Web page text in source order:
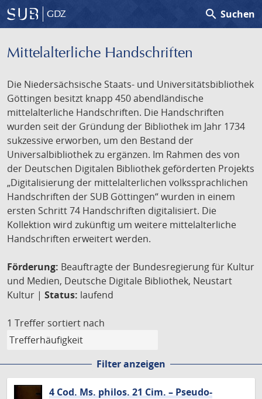
GDZ search Suchen
Mittelalterliche Handschriften
Die Niedersächsische Staats- und Universitätsbibliothek
Göttingen besitzt knapp 450 abendländische
mittelalterliche Handschriften. Die Handschriften
wurden seit der Gründung der Bibliothek im Jahr 1734
sukzessive erworben, um den Bestand der
Universalbibliothek zu ergänzen. Im Rahmen des von
der Deutschen Digitalen Bibliothek geförderten Projekts
„Digitalisierung der mittelalterlichen volkssprachlichen
Handschriften der SUB Göttingen“ wurden in einem
ersten Schritt 74 Handschriften digitalisiert. Die
Kollektion wird zukünftig um weitere mittelalterliche
Handschriften erweitert werden.
Förderung: Beauftragte der Bundesregierung für Kultur
und Medien, Deutsche Digitale Bibliothek, Neustart
Kultur | Status: laufend
1 Treffer sortiert nach
Filter anzeigen
4 Cod. Ms. philos. 21 Cim. – Pseudo-